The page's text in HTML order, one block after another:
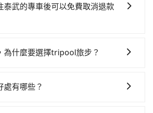
。但如果要考慮到回程，屏東縣
370輛，數量約為台中市的4%、密度
先上網預約，以免當場被坑受騙。綜
交通工具價格不同，可先確定您的預
而大眾運輸通常較便宜。 行程：需多
人數多時包車較方便舒適且每個人攤提
選用大眾運輸。 便利性：需要便利性
泰武的專車後可以免費取消退款
全額退費，且不收取任何手續費。
為什麼要選擇tripool旅步？
的需求進行選擇。此外，為確保您的
處有哪些？